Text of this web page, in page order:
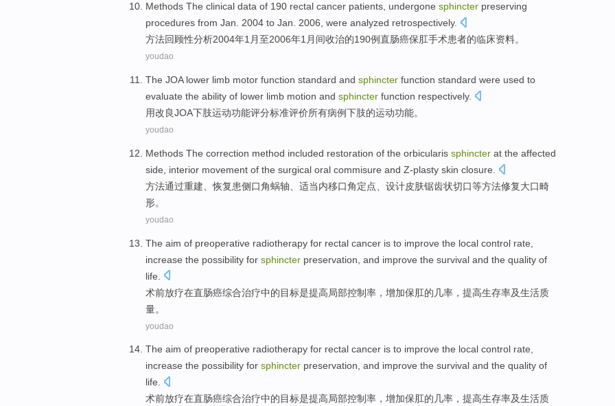
Methods The clinical data of 190 rectal cancer patients , undergone sphincter preserving
procedures from Jan. 2004 to Jan. 2006, were analyzed retrospectively.
方法回顾性分析2004年1 月至2006年1月间收治的190例直肠癌保 肛手术患者的临床资料。
youdao
The JOAlower limb motor function standard and sphincter function standard were used to
evaluate the ability of lower limb motion and sphincter function respectively.
用改良JOA下肢运动功能评分标准评价所有病例下肢的运动功能。
youdao
Methods The correction method included restoration of the orbicularis sphincter at the affected
side
interior movement of the surgical oral commisure and Z-plasty skin closure.
方法通过重建 、恢复患侧 口角蜗轴、适当内移口角定点、设计皮肤锯齿状切口等方法修复大口畸
形。
youdao
The aim of preoperative radiotherapy for rectal cancer is to improve the local control rate
increase the possibility for sphincter preservation , and improve the survival and the quality of
life
术前放疗在直肠癌综合治疗中的目标是提高局部控制率 ， 增加保肛的 几率，提高生存率及生活质
量。
youdao
The aim of preoperative radiotherapy for rectal cancer is to improve the local control rate,
increase the possibility for sphincter preservation, and improve the survival and the quality of
life.
术前放疗在直肠癌综合治疗中的目标是提高局部控制率 ， 增加保肛的几率，提高生存率及生活质